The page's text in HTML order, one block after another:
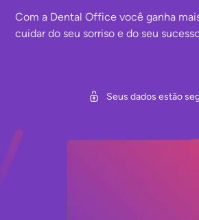
Com a Dental Office você ganha
cuidar do seu sorriso e do seu
Seus dados estão